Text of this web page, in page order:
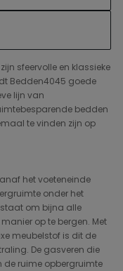
sfeervolle en klassieke
Bedden4045 goede
lijn van
bedden
te vinden zijn op
het voeteneinde
onder het
om bijna alle
op te bergen. Met
meubelstof is dit de
De gasveren die
de ruime opbergruimte